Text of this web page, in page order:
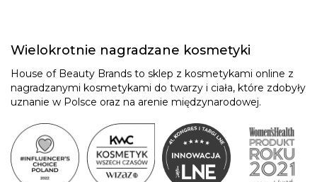
Wielokrotnie nagradzane kosmetyki
House of Beauty Brands to sklep z kosmetykami online z
nagradzanymi kosmetykami do twarzy i ciała, które zdobyły
uznanie w Polsce oraz na arenie międzynarodowej.